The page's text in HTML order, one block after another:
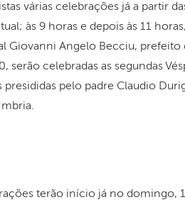
várias celebrações já a partir
às 9 horas e depois às 11
Giovanni Angelo Becciu, prefeito
serão celebradas as segundas
presididas pelo padre Claudio
terão início já no domingo,